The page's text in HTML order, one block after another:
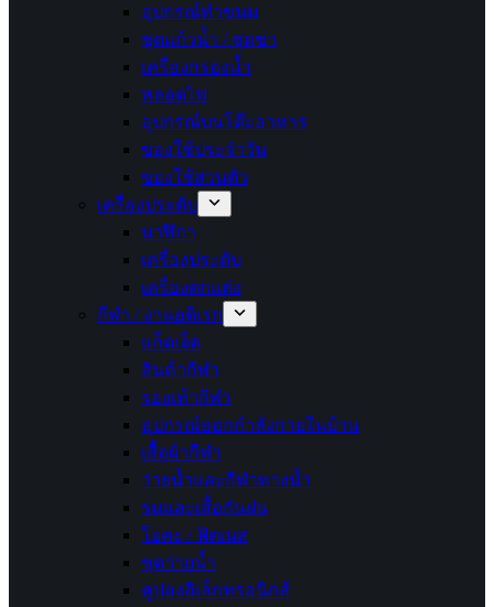
อุปกรณ์ทำขนม
ชุดแก้วน้ำ / ชุดชา
เครื่องกรองน้ำ
หลอดไฟ
อุปกรณ์บนโต๊ะอาหาร
ของใช้ประจำวัน
ของใช้ส่วนตัว
เครื่องประดับ
นาฬิกา
เครื่องประดับ
เครื่องตกแต่ง
กีฬา / งานอดิเรก
แก็ดเจ็ต
สินค้ากีฬา
รองเท้ากีฬา
อุปกรณ์ออกกำลังกายในบ้าน
เสื้อผ้ากีฬา
ว่ายน้ำและกีฬาทางน้ำ
ร่มและเสื้อกันฝน
โยคะ / ฟิตเนส
ชุดว่ายน้ำ
คูปองอิเล็กทรอนิกส์